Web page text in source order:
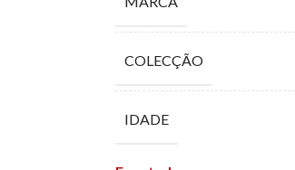
COLECÇÃO
IDADE